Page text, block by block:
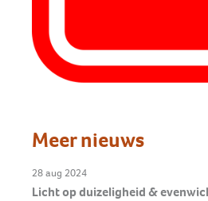
Meer nieuws
28 aug 2024
Licht op duizeligheid &